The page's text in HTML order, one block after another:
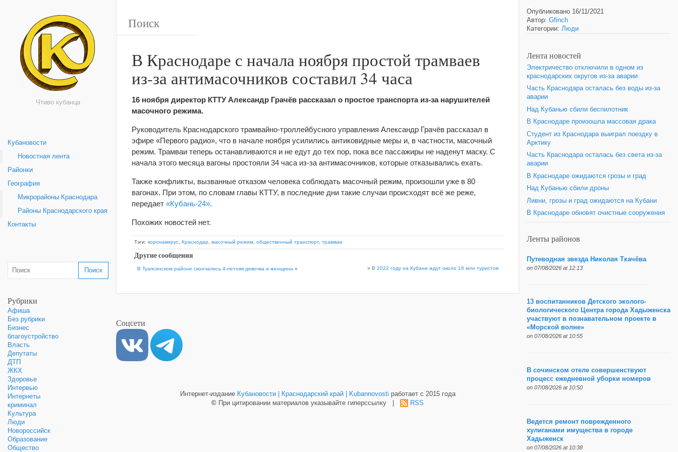
Чтиво кубанца
Кубановости
Новостная лента
Районки
География
Микрорайоны Краснодара
Районы Краснодарского края
Контакты
Рубрики
Афиша
Без рубрики
Бизнес
благоустройство
Власть
Депутаты
ДТП
ЖКХ
Здоровье
Интервью
Интернеты
криминал
Культура
Люди
Новороссийск
Образование
Общество
В Краснодаре с начала ноября простой трамваев
из-за антимасочников составил 34 часа
16 ноября директор КТТУ Александр Грачёв рассказал о простое транспорта из-за нарушителей
масочного режима.
Руководитель Краснодарского трамвайно-троллейбусного управления Александр Грачёв рассказал в
эфире «Первого радио», что в начале ноября усилились антиковидные меры и, в частности, масочный
режим. Трамваи теперь останавливаются и не едут до тех пор, пока все пассажиры не наденут маску. С
начала этого месяца вагоны простояли 34 часа из-за антимасочников, которые отказывались ехать.
Также конфликты, вызванные отказом человека соблюдать масочный режим, произошли уже в 80
вагонах. При этом, по словам главы КТТУ, в последние дни такие случаи происходят всё же реже,
передает «Кубань-24».
Похожих новостей нет.
Тэги: коронавирус Краснодар масочный режим общественный транспорт, трамваи
Другие сообщения
В Туапсинском районе скончались 4-летняя девочка и женщина « » В 2022 году на Кубани ждут около 16 млн туристов
Опубликовано 16/11/2021
Автор: Gfinch
Категории: Люди
Лента новостей
Электричество отключили в одном из
краснодарских округов из-за аварии
Часть Краснодара осталась без воды из-за
аварии
Над Кубанью сбили беспилотник
В Краснодаре произошла массовая драка
Студент из Краснодара выиграл поездку в
Арктику
Часть Краснодара осталась без света из-за
аварии
В Краснодаре ожидаются грозы и град
Над Кубанью сбили дроны
Ливни, грозы и град ожидаются на Кубани
В Краснодаре обновят очистные сооружения
Ленты районов
Путеводная звезда Николая Ткачёва
on 07/08/2026 at 12:13
13 воспитанников Детского эколого-
биологического Центра города Хадыженска
участвуют в познавательном проекте в
«Морской волне»
on 07/08/2026 at 10:55
В сочинском отеле совершенствуют
процесс ежедневной уборки номеров
on 07/08/2026 at 10:50
Ведется ремонт поврежденного
хулиганами имущества в городе
Хадыженск
on 07/08/2026 at 10:38
Соцсети
Интернет-издание Кубановости | Краснодарский край | Kubannovosti работает с 2015 года
© При цитировании материалов указывайте гиперссылку | RSS